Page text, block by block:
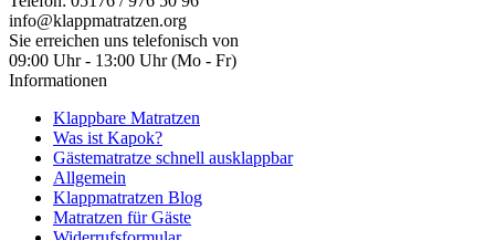
info@klappmatratzen.org
Sie erreichen uns telefonisch von
09:00 Uhr - 13:00 Uhr (Mo - Fr)
Informationen
Klappbare Matratzen
Was ist Kapok?
Gästematratze schnell ausklappbar
Allgemein
Klappmatratzen Blog
Matratzen für Gäste